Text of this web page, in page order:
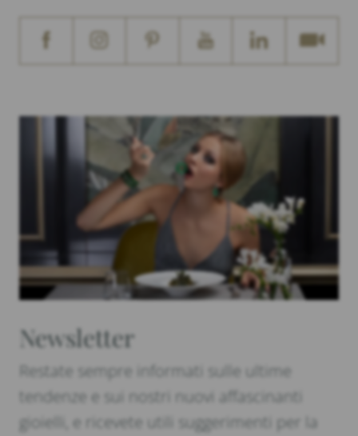
Newsletter
Restate sempre informati sulle ultime
tendenze e sui nostri nuovi affascinanti
gioielli, e ricevete utili suggerimenti per la